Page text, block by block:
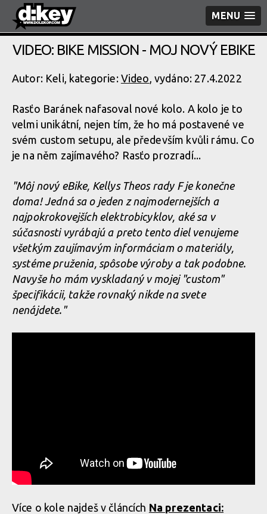
MENU
VIDEO: BIKE MISSION - MOJ NOVÝ EBIKE
Autor: Keli, kategorie: Video, vydáno: 27.4.2022
Rasťo Baránek nafasoval nové kolo. A kolo je to
velmi unikátní, nejen tím, že ho má postavené ve
svém custom setupu, ale především kvůli rámu. Co
je na něm zajímavého? Rasťo prozradí...
"Môj nový eBike, Kellys Theos rady F je konečne
doma! Jedná sa o jeden z najmodernejších a
najpokrokovejších elektrobicyklov, aké sa v
súčasnosti vyrábajú a preto tento diel venujeme
všetkým zaujímavým informáciam o materiály,
systéme pruženia, spôsobe výroby a tak podobne.
Navyše ho mám vyskladaný v mojej "custom"
špecifikácii, takže rovnaký nikde na svete
nenájdete."
Více o kole najdeš v článcích Na prezentaci: